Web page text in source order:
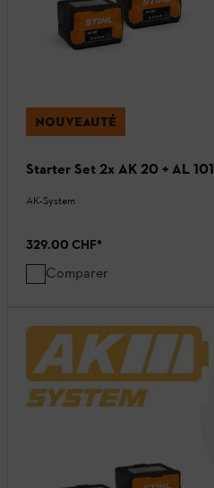
NOUVEAUTÉ
Starter Set 2x AK 20 + AL 101
AK-System
329.00 CHF*
Comparer